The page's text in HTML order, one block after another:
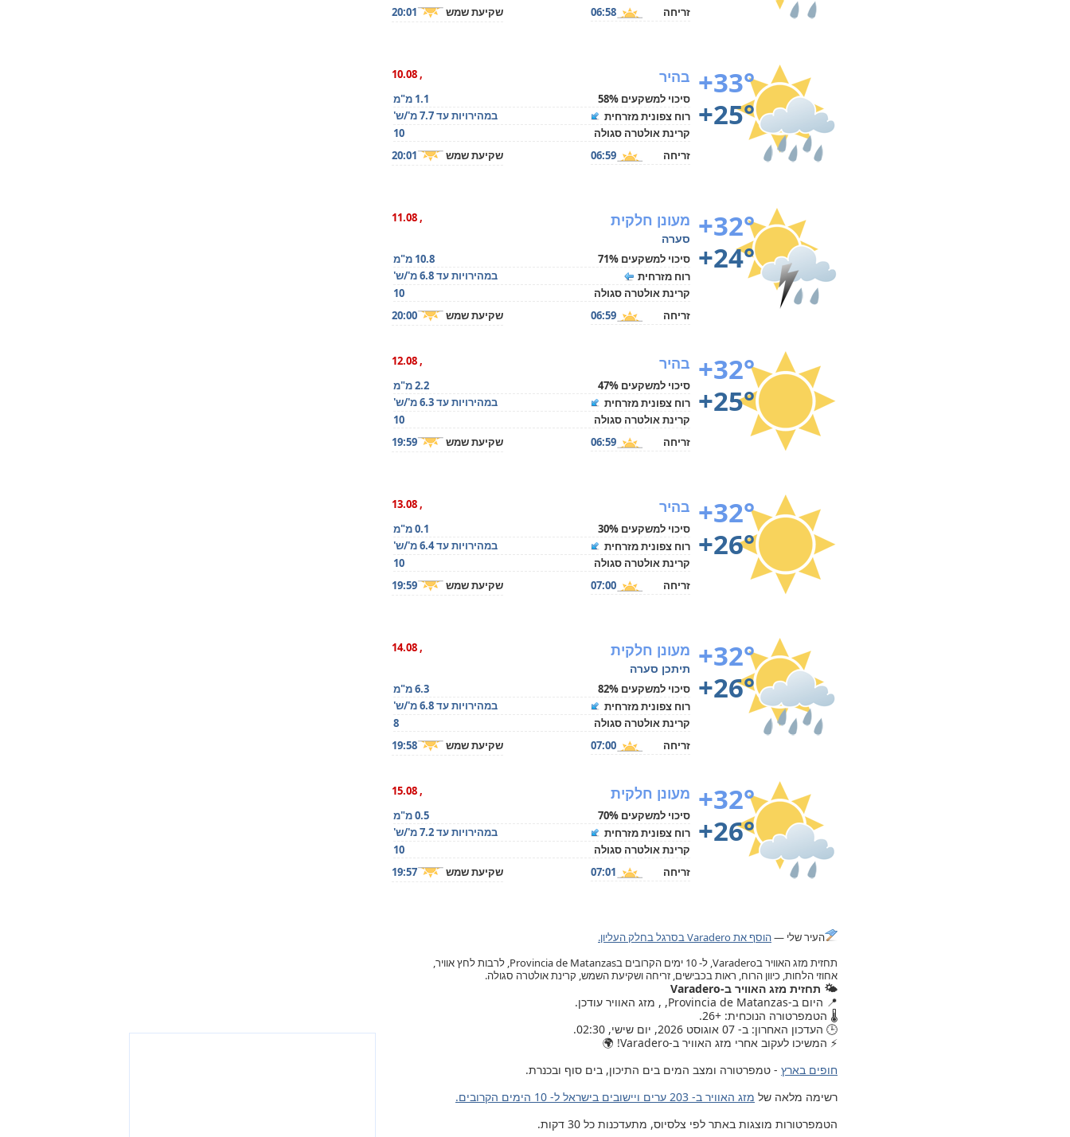
זריחה
06:58 שקיעת שמש 20:01
+33°
+25°
, 10.08 בהיר
סיכוי למשקעים 58%
1.1 מ"מ
רוח צפונית מזרחית
במהירויות עד 7.7 מ'/ש'
קרינת אולטרה סגולה
10
זריחה
06:59 שקיעת שמש 20:01
+32°
+24°
, 11.08 מעונן חלקית
סערה
סיכוי למשקעים 71%
10.8 מ"מ
רוח מזרחית
במהירויות עד 6.8 מ'/ש'
קרינת אולטרה סגולה
10
זריחה
06:59 שקיעת שמש 20:00
+32°
+25°
, 12.08 בהיר
סיכוי למשקעים 47%
2.2 מ"מ
רוח צפונית מזרחית
במהירויות עד 6.3 מ'/ש'
קרינת אולטרה סגולה
10
זריחה
06:59 שקיעת שמש 19:59
+32°
+26°
, 13.08 בהיר
סיכוי למשקעים 30%
0.1 מ"מ
רוח צפונית מזרחית
במהירויות עד 6.4 מ'/ש'
קרינת אולטרה סגולה
10
זריחה
07:00 שקיעת שמש 19:59
+32°
+26°
, 14.08 מעונן חלקית
תיתכן סערה
סיכוי למשקעים 82%
6.3 מ"מ
רוח צפונית מזרחית
במהירויות עד 6.8 מ'/ש'
קרינת אולטרה סגולה
8
זריחה
07:00 שקיעת שמש 19:58
+32°
+26°
, 15.08 מעונן חלקית
סיכוי למשקעים 70%
0.5 מ"מ
רוח צפונית מזרחית
במהירויות עד 7.2 מ'/ש'
קרינת אולטרה סגולה
10
זריחה
07:01 שקיעת שמש 19:57
העיר שלי —הוסף את Varadero בסרגל בחלק העליון.
תחזית מזג האוויר בVaradero, ל- 10 ימים הקרובים בProvincia de Matanzas, לרבות לחץ אוויר,
אחוזי הלחות, כיוון הרוח, ראות בכבישים, זריחה ושקיעת השמש, קרינת אולטרה סגולה.
🌤️ תחזית מזג האוויר ב-Varadero
📍 היום ב-Provincia de Matanzas, , מזג האוויר עודכן.
🌡️ הטמפרטורה הנוכחית: +26.
🕒 העדכון האחרון: ב- 07 אוגוסט 2026, יום שישי, 02:30.
⚡ המשיכו לעקוב אחרי מזג האוויר ב-Varadero! 🌍
חופים בארץ - טמפרטורה ומצב המים בים התיכון, בים סוף ובכנרת.
רשימה מלאה של מזג האוויר ב- 203 ערים ויישובים בישראל ל- 10 הימים הקרובים.
הטמפרטורות מוצגות באתר לפי צלסיוס, מתעדכנות כל 30 דקות.